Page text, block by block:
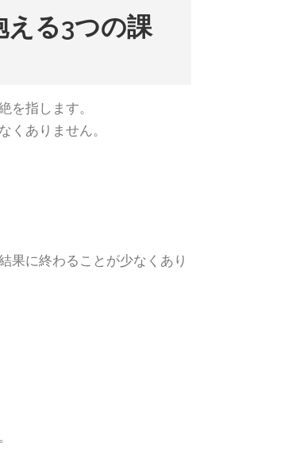
える3つの課
指します。
ありません。
果に終わることが少なくあり